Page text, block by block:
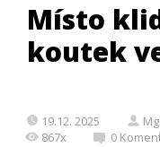
Místo
koutek
19.12. 2025
867x
0